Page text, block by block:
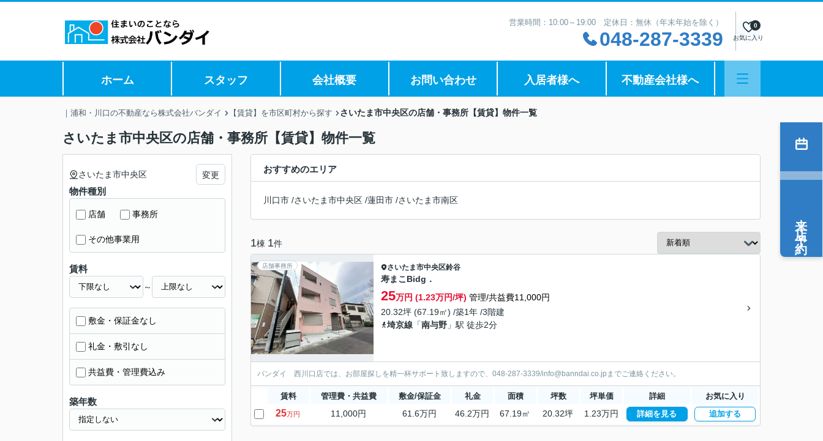
営業時間：10:00～19:00 定休日：無休（年末年始を除く）
048-287-3339 お気に入り
0
ホーム スタッフ 会社概要 お問い合わせ 入居者様へ 不動産会社様へ
｜浦和・川口の不動産なら株式会社バンダイ 【賃貸】を市区町村から探す さいたま市中央区の店舗・事務所【賃貸】物件一覧
さいたま市中央区の店舗・事務所【賃貸】物件一覧
おすすめのエリア
川口市 /さいたま市中央区 /蓮田市 /さいたま市南区
1棟 1件
店舗事務所 さいたま市中央区鈴谷
寿まこBidg．
25万円 (1.23万円/坪) 管理/共益費11,000円
20.32坪 (67.19㎡) /築1年 /3階建
埼京線 「南与野 」駅 徒歩2分
バンダイ 西川口店では、お部屋探しを精一杯サポート致しますので、048-287-3339/info@banndai.co.jpまでご連絡ください。
賃料 管理費・共益費 敷金/保証金 礼金 面積 坪数 坪単価 詳細 お気に入り
25万円 11,000円 61.6万円 46.2万円 67.19㎡ 20.32坪 1.23万円 詳細を見る 追加する
さいたま市中央区 変更
物件種別
店舗 事務所
その他事業用
賃料
～
敷金・保証金なし
礼金・敷引なし
共益費・管理費込み
築年数
来店予約